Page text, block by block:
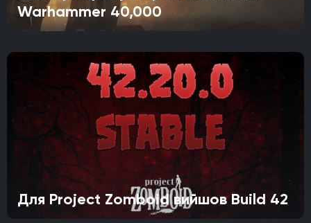
Warhammer 40,000
Для Project Zomboid вийшов Build 42